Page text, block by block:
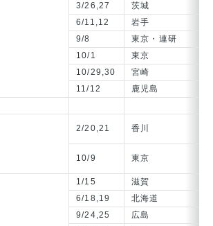
3/26,27
茨城
6/11,12
岩手
9/8
東京・連研
10/1
東京
10/29,30
宮崎
11/12
鹿児島
2/20,21 香川
10/9 東京
1/15
滋賀
6/18,19
北海道
9/24,25
広島